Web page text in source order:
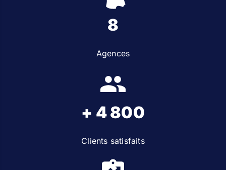
8
Agences
+ 4 800
Clients satisfaits